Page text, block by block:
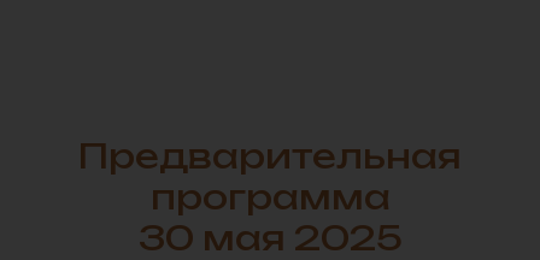
Предварительная
программа
30 мая 2025